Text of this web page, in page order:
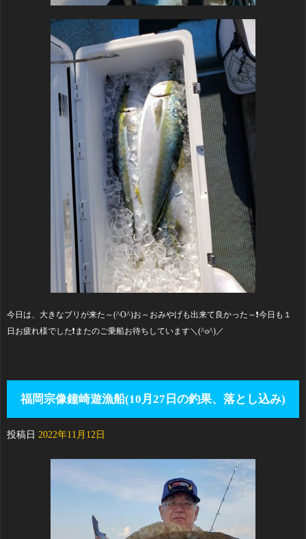
今日は、大きなブリが来た～(^O^)お～おみやげも出来て良かった～❗今日も１
日お疲れ様でした❗またのご乗船お待ちしています＼(^o^)／
福岡宗像鐘崎遊漁船(10月27日の釣果、落とし込み)
投稿日 2022年11月12日